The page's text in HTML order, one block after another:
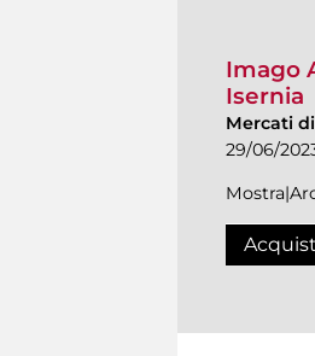
Imago
Isernia
Mercati
29/06/